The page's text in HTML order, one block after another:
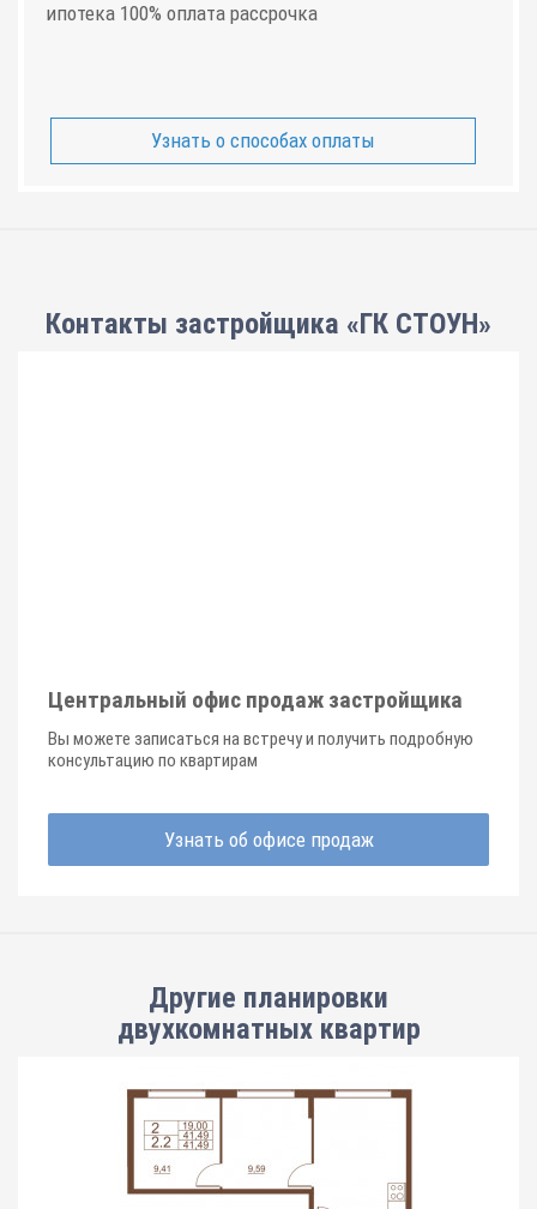
ипотека 100% оплата рассрочка
Узнать о способах оплаты
Контакты застройщика «ГК СТОУН»
Центральный офис продаж застройщика
Вы можете записаться на встречу и получить подробную
консультацию по квартирам
Узнать об офисе продаж
Другие планировки
двухкомнатных квартир